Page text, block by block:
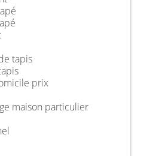
tapis
prix
maison particulier